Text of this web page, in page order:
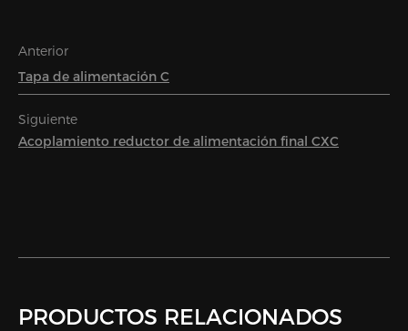
Anterior
Tapa de alimentación C
Siguiente
Acoplamiento reductor de alimentación final CXC
PRODUCTOS RELACIONADOS